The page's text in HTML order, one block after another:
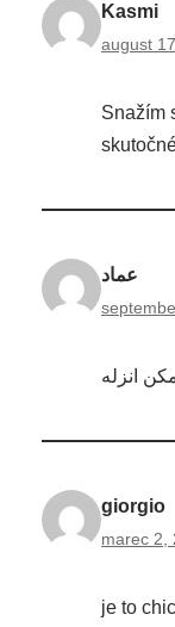
Kasmi
august
Snažím
عماد
انزله
giorgio
marec 2,
je to